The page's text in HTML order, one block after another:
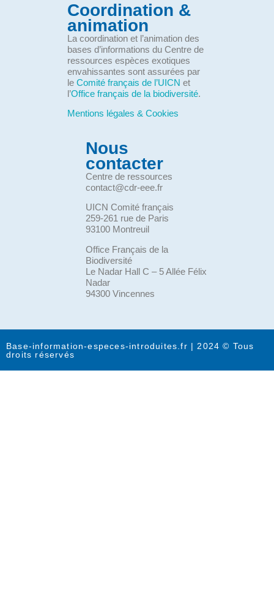
Coordination &
animation
La coordination et l’animation des
bases d’informations du Centre de
ressources espèces exotiques
envahissantes sont assurées par
le Comité français de l’UICN et
l’Office français de la biodiversité.
Mentions légales & Cookies
Nous
contacter
Centre de ressources
contact@cdr-eee.fr
UICN Comité français
259-261 rue de Paris
93100 Montreuil
Office Français de la
Biodiversité
Le Nadar Hall C – 5 Allée Félix
Nadar
94300 Vincennes
Base-information-especes-introduites.fr | 2024 © Tous
droits réservés